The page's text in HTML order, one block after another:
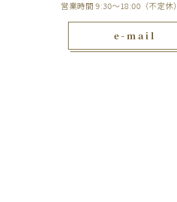
営業時間 9:30～18:00（不定休）
e-mail